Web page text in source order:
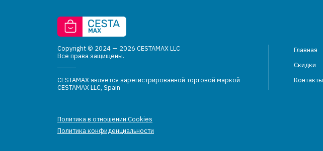
Copyright © 2024 — 2026 CESTAMAX LLC
Все права защищены.
CESTAMAX является зарегистрированной торговой маркой
CESTAMAX LLC, Spain
Политика в отношении Cookies
Политика конфиденциальности
Главная
Скидки
Контакты